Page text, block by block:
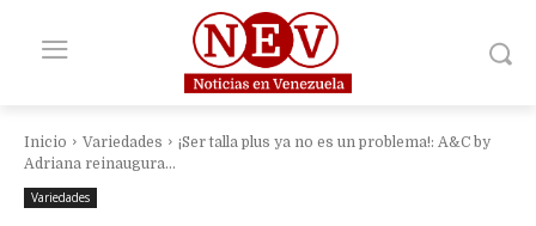
Inicio Variedades
¡Ser talla plus ya no es un problema!: A&C by
Adriana reinaugura...
Variedades